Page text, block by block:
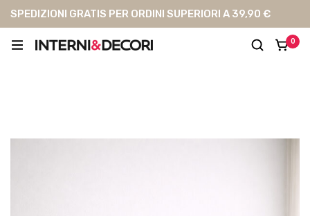
SPEDIZIONI GRATIS PER ORDINI SUPERIORI A 39,90 €
0